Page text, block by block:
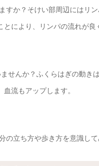
か？そけい部周辺にはリ
により、リンパの流れが良
せんか？ふくらはぎの動き
流もアップします。
立ち方や歩き方を意識して